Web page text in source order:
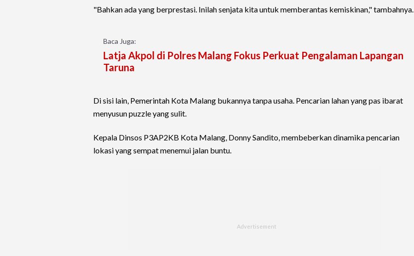
"Bahkan ada yang berprestasi. Inilah senjata kita untuk memberantas kemiskinan," tambahnya.
Baca Juga:
Latja Akpol di Polres Malang Fokus Perkuat Pengalaman Lapangan
Taruna
Di sisi lain, Pemerintah Kota Malang bukannya tanpa usaha. Pencarian lahan yang pas ibarat
menyusun puzzle yang sulit.
Kepala Dinsos P3AP2KB Kota Malang, Donny Sandito, membeberkan dinamika pencarian
lokasi yang sempat menemui jalan buntu.